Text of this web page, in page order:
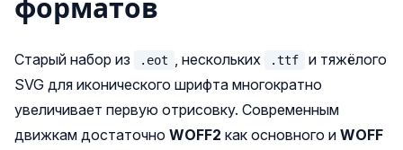
форматов
Старый набор из .eot , нескольких .ttf
и тяжёлого
SVG для иконического шрифта многократно
увеличивает первую отрисовку. Современным
движкам достаточно WOFF2 как основного и WOFF